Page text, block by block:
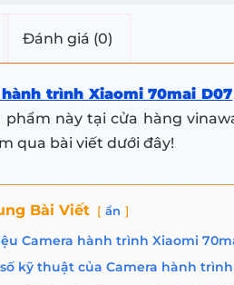
Đánh giá (0)
hành trình Xiaomi 70mai D07
phẩm này tại cửa hàng
qua bài viết dưới đây!
Bài Viết ẩn
Camera hành trình Xiaomi
kỹ thuật của Camera hành